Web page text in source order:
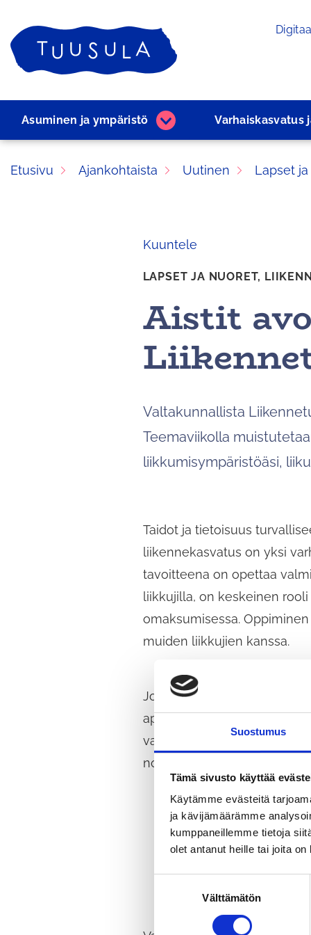
Suostumus
Tämä sivusto käyttää
Käytämme evästeitä
ja kävijämäärämme
kumppaneillemme tietoja
olet antanut heille tai joita
s
Välttämätön
sisältöön
Etusivu
Asuminen ja ­ympäristö
Asuminen
ja
alasivut
Varhaiskasvatus
Etusivu Ajankohtaista Uutinen Lapset
Kuuntele
LAPSET JA NUORET,
Aistit
Valtakunnallista
Teemaviikolla
liikkumisympäristöäsi,
Taidot ja tietoisuus
liikennekasvatus on yksi
tavoitteena on opettaa
liikkujilla, on keskeinen
omaksumisessa.
muiden liikkujien kanssa.
Jokapäiväiseen
apuvälineiden käyttäjiä,
vaikuttaa
noudattaminen ovat
Tarkkaile ympäristöäsi
Ennakoi ja varaudu